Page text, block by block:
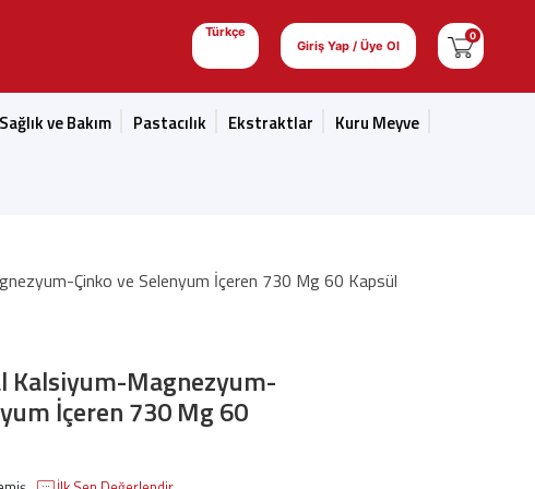
Türkçe
Giriş Yap / Üye Ol
0
Sağlık ve Bakım Pastacılık Ekstraktlar Kuru Meyve
Çinko ve Selenyum İçeren 730 Mg 60 Kapsül
Kalsiyum-Magnezyum-
İçeren 730 Mg 60